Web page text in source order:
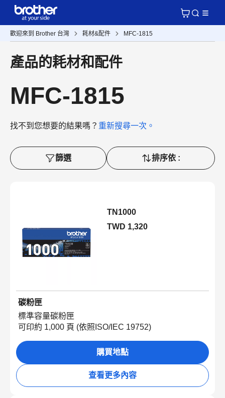
歡迎來到 Brother 台灣 耗材&配件 MFC-1815
產品的耗材和配件
MFC-1815
找不到您想要的結果嗎？ 重新搜尋一次。
篩選 排序依 :
TN1000
TWD 1,320
碳粉匣
標準容量碳粉匣
可印約 1,000 頁 (依照ISO/IEC 19752)
購買地點
查看更多內容